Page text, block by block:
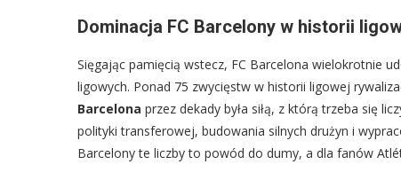
Dominacja FC Barcelony w historii
Sięgając pamięcią wstecz, FC Barcelona wielokrotnie
ligowych. Ponad 75 zwycięstw w historii ligowej
Barcelona przez dekady była siłą, z którą trzeba się
polityki transferowej, budowania silnych drużyn i
Barcelony te liczby to powód do dumy, a dla fanów